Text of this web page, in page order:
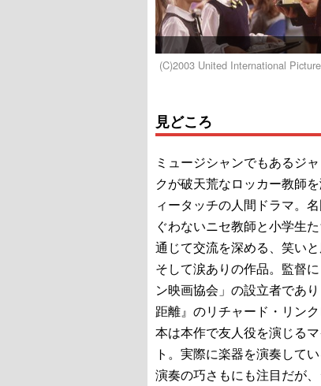
(C)2003 United International
見どころ
ミュージシャンでもあるジ
クが破天荒なロッカー教師
ィータッチの人間ドラマ。
ぐわないニセ教師と小学生
通じて交流を深める、笑いと
そして涙ありの作品。監督
ン映画協会」の設立者であ
距離』のリチャード・リン
本は本作で友人役を演じる
ト。実際に楽器を演奏して
演奏の巧さもにも注目だが